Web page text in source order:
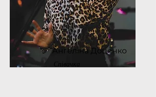
Ангеліна Доценко
Співачка